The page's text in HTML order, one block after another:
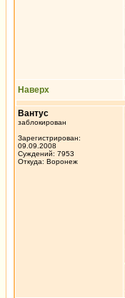
Наверх
Вантус
заблокирован
Зарегистрирован:
09.09.2008
Суждений: 7953
Откуда: Воронеж